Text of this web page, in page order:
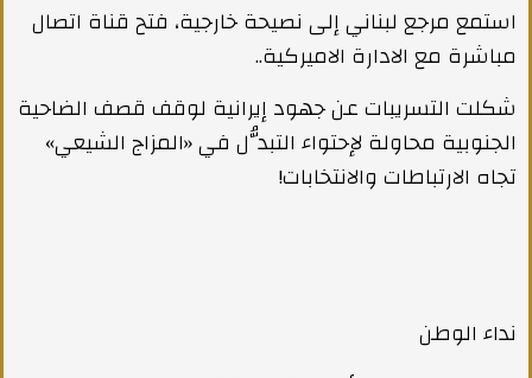
استمع مرجع لبناني إلى نصيحة خارجية، فتح قناة اتصال
مباشرة مع الادارة الاميركية..
شكلت التسريبات عن جهود إيرانية لوقف قصف الضاحية
الجنوبية محاولة لإحتواء التبدُّل في «المزاج الشيعي»
تجاه الارتباطات والانتخابات!
نداء الوطن